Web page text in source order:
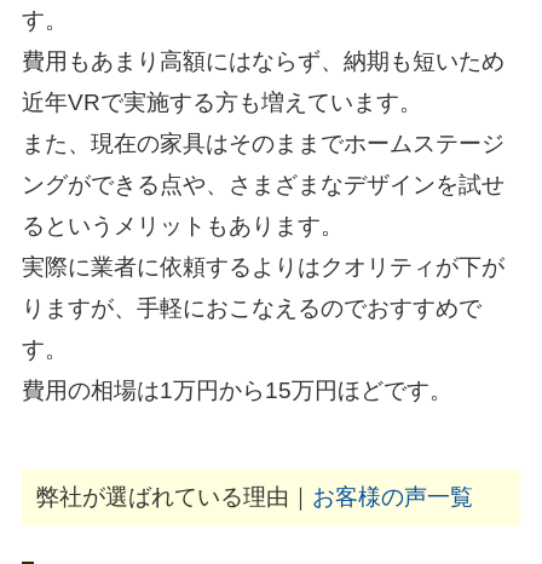
す。
費用もあまり高額にはならず、納期も短いため
近年VRで実施する方も増えています。
また、現在の家具はそのままでホームステージ
ングができる点や、さまざまなデザインを試せ
るというメリットもあります。
実際に業者に依頼するよりはクオリティが下が
りますが、手軽におこなえるのでおすすめで
す。
費用の相場は1万円から15万円ほどです。
弊社が選ばれている理由｜ お客様の声一覧